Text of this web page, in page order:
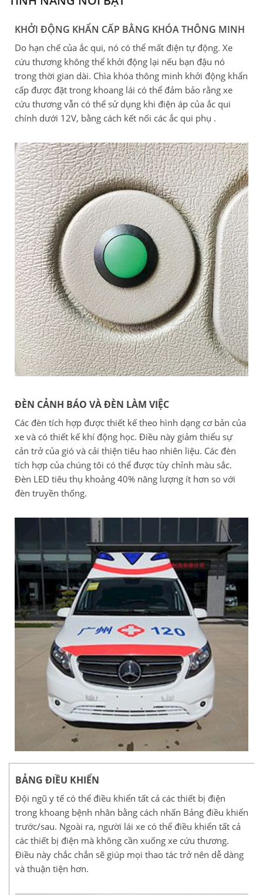
ĐÈN CẢNH BÁO VÀ ĐÈN LÀM VIỆC
Các đèn tích hợp được thiết kế theo hình dạng cơ bản của
xe và có thiết kế khí động học. Điều này giảm thiểu sự
cản trở của gió và cải thiện tiêu hao nhiên liệu. Các đèn
tích hợp của chúng tôi có thể được tùy chỉnh màu sắc.
Đèn LED tiêu thụ khoảng 40% năng lượng ít hơn so với
đèn truyền thống.
KHỞI ĐỘNG KHẨN CẤP BẰNG KHÓA THÔNG MINH
Do hạn chế của ắc qui, nó có thể mất điện tự động. Xe
cứu thương không thể khởi động lại nếu bạn đậu nó
trong thời gian dài. Chìa khóa thông minh khởi động khẩn
cấp được đặt trong khoang lái có thể đảm bảo rằng xe
cứu thương vẫn có thể sử dụng khi điện áp của ắc qui
chính dưới 12V, bằng cách kết nối các ắc qui phụ .
BẢNG ĐIỀU KHIỂN
Đội ngũ y tế có thể điều khiển tất cả các thiết bị điện
trong khoang bệnh nhân bằng cách nhấn Bảng điều khiển
trước/sau. Ngoài ra, người lái xe có thể điều khiển tất cả
các thiết bị điện mà không cần xuống xe cứu thương.
Điều này chắc chắn sẽ giúp mọi thao tác trở nên dễ dàng
và thuận tiện hơn.